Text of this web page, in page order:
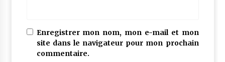
Enregistrer mon nom, mon e-mail et mon
site dans le navigateur pour mon prochain
commentaire.